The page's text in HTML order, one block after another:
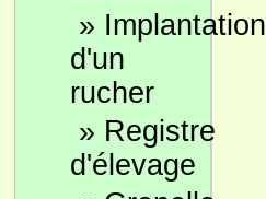
» Implantation
d'un
rucher
» Registre
d'élevage